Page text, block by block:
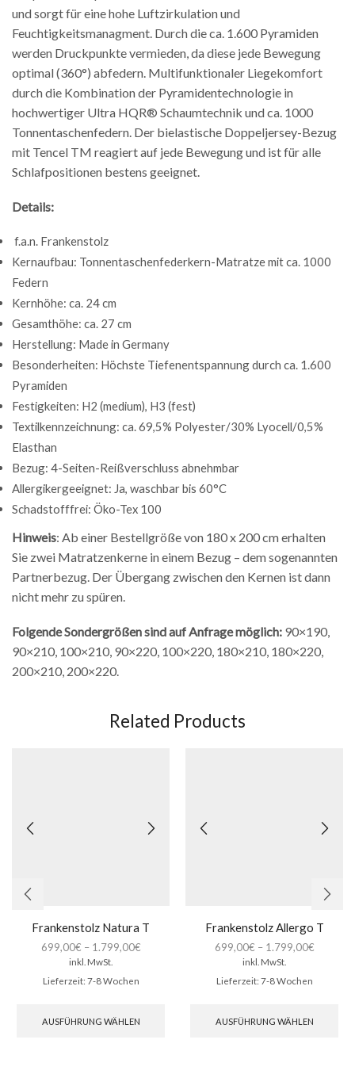
und sorgt für eine hohe Luftzirkulation und
Feuchtigkeitsmanagment. Durch die ca. 1.600 Pyramiden
werden Druckpunkte vermieden, da diese jede Bewegung
optimal (360°) abfedern. Multifunktionaler Liegekomfort
durch die Kombination der Pyramidentechnologie in
hochwertiger Ultra HQR® Schaumtechnik und ca. 1000
Tonnentaschenfedern. Der bielastische Doppeljersey-Bezug
mit Tencel TM reagiert auf jede Bewegung und ist für alle
Schlafpositionen bestens geeignet.
Details:
f.a.n. Frankenstolz
Kernaufbau: Tonnentaschenfederkern-Matratze mit ca. 1000
Federn
Kernhöhe: ca. 24 cm
Gesamthöhe: ca. 27 cm
Herstellung: Made in Germany
Besonderheiten: Höchste Tiefenentspannung durch ca. 1.600
Pyramiden
Festigkeiten: H2 (medium), H3 (fest)
Textilkennzeichnung: ca. 69,5% Polyester/30% Lyocell/0,5%
Elasthan
Bezug: 4-Seiten-Reißverschluss abnehmbar
Allergikergeeignet: Ja, waschbar bis 60°C
Schadstofffrei: Öko-Tex 100
Hinweis: Ab einer Bestellgröße von 180 x 200 cm erhalten
Sie zwei Matratzenkerne in einem Bezug – dem sogenannten
Partnerbezug. Der Übergang zwischen den Kernen ist dann
nicht mehr zu spüren.
Folgende Sondergrößen sind auf Anfrage möglich: 90×190,
90×210, 100×210, 90×220, 100×220, 180×210, 180×220,
200×210, 200×220.
Related Products
Frankenstolz Natura T
699,00€ – 1.799,00€
inkl. MwSt.
Lieferzeit: 7-8 Wochen
AUSFÜHRUNG WÄHLEN
Frankenstolz Allergo T
699,00€ – 1.799,00€
inkl. MwSt.
Lieferzeit: 7-8 Wochen
AUSFÜHRUNG WÄHLEN